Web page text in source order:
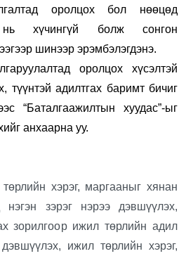
оролцох бол нөөцөд
нь хүчингүй болж сонгон
шинээр эрэмбэлэгдэнэ.
оролцох хүсэлтэй
түүнтэй адилтгах баримт бичиг
“Баталгаажилтын хуудас”-ыг
анхаарна уу.
хэрэг, маргааныг хянан
нэгэн зэрэг нэрээ дэвшүүлэх,
зорилгоор ижил төрлийн адил
ижил төрлийн хэрэг,